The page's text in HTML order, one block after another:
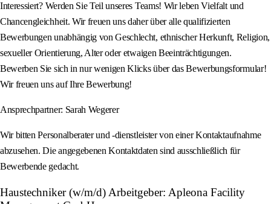
Interessiert? Werden Sie Teil unseres Teams! Wir leben Vielfalt und
Chancengleichheit. Wir freuen uns daher über alle qualifizierten
Bewerbungen unabhängig von Geschlecht, ethnischer Herkunft, Religion,
sexueller Orientierung, Alter oder etwaigen Beeinträchtigungen.
Bewerben Sie sich in nur wenigen Klicks über das Bewerbungsformular!
Wir freuen uns auf Ihre Bewerbung!
Ansprechpartner: Sarah Wegerer
Wir bitten Personalberater und -dienstleister von einer Kontaktaufnahme
abzusehen. Die angegebenen Kontaktdaten sind ausschließlich für
Bewerbende gedacht.
Haustechniker (w/m/d) Arbeitgeber: Apleona Facility